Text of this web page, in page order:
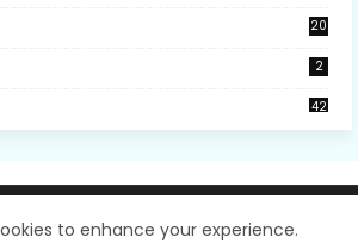
20
2
42
5
to enhance your experience.